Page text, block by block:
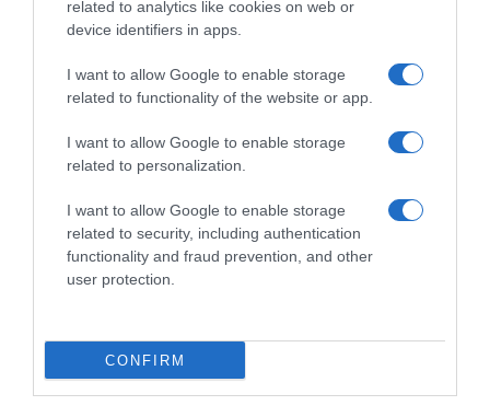
related to analytics like cookies on web or
device identifiers in apps.
I want to allow Google to enable storage
related to functionality of the website or app.
I want to allow Google to enable storage
related to personalization.
I want to allow Google to enable storage
related to security, including authentication
functionality and fraud prevention, and other
user protection.
CONFIRM
πηγή στην Google
Ειδήσεις σήμερα
To Ιράν θα διατηρήσει τον αποκλεισμό των
αποδεχθούν “όλους” τους όρους της
Ιός Δυτικού Νείλου: Έξι θάνατοι τις